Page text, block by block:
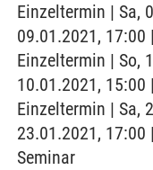
Einzeltermin | Sa,
09.01.2021, 17:00
Einzeltermin | So,
10.01.2021, 15:00
Einzeltermin | Sa,
23.01.2021, 17:00
Seminar